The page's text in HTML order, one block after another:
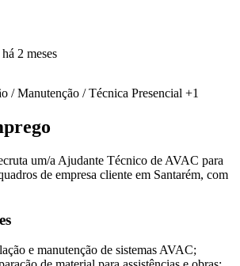
2 meses
/ Manutenção / Técnica Presencial +1
um/a Ajudante Técnico de AVAC para
de empresa cliente em Santarém, com
e manutenção de sistemas AVAC;